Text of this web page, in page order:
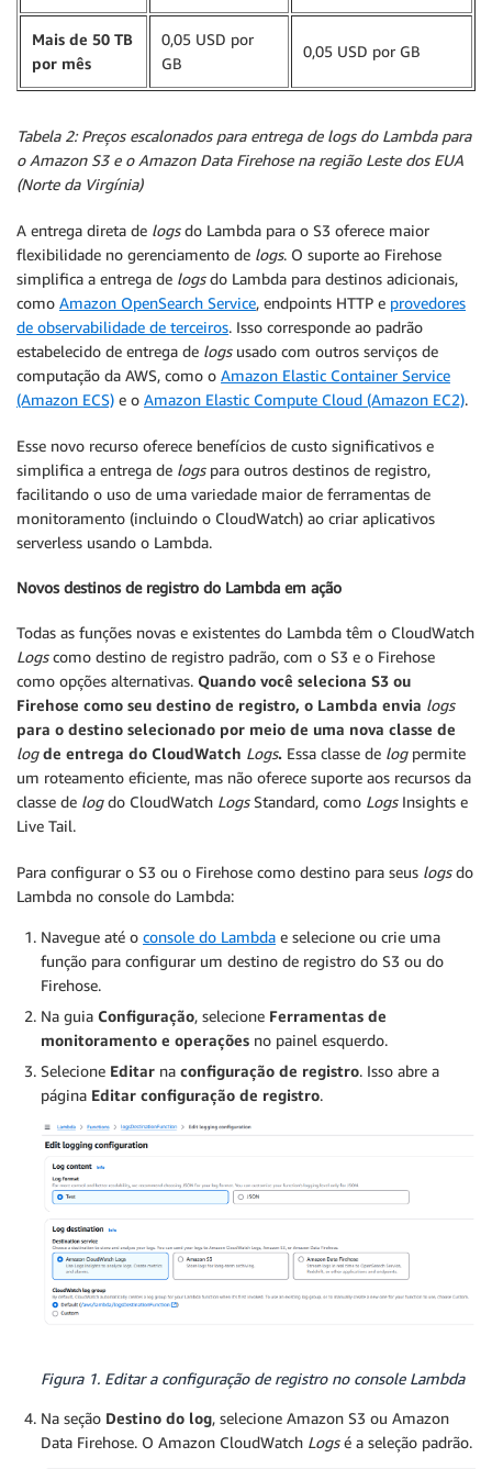
Mais de 50 TB
por mês
0,05 USD por
GB
0,05 USD por GB
Tabela 2: Preços escalonados para entrega de logs do Lambda para
o Amazon S3 e o Amazon Data Firehose na região Leste dos EUA
(Norte da Virgínia)
A entrega direta de logsdo Lambda para o S3 oferece maior
flexibilidade no gerenciamento de logs. O suporte ao Firehose
simplifica a entrega de logsdo Lambda para destinos adicionais,
como Amazon OpenSearch Service, endpoints HTTP e provedores
de observabilidade de terceiros. Isso corresponde ao padrão
estabelecido de entrega de logsusado com outros serviços de
computação da AWS, como o Amazon Elastic Container Service
(Amazon ECS) e o Amazon Elastic Compute Cloud (Amazon EC2).
Esse novo recurso oferece benefícios de custo significativos e
simplifica a entrega de logspara outros destinos de registro,
facilitando o uso de uma variedade maior de ferramentas de
monitoramento (incluindo o CloudWatch) ao criar aplicativos
serverless usando o Lambda.
Novos destinos de registro do Lambda em ação
Todas as funções novas e existentes do Lambda têm o CloudWatch
Logscomo destino de registro padrão, com o S3 e o Firehose
como opções alternativas. Quando você seleciona S3 ou
Firehose como seu destino de registro, o Lambda envia logs
para o destino selecionado por meio de uma nova classe de
logde entrega do CloudWatch Logs. Essa classe de log permite
um roteamento eficiente, mas não oferece suporte aos recursos da
classe de logdo CloudWatch LogsStandard, como LogsInsights e
Live Tail.
Para configurar o S3 ou o Firehose como destino para seus logsdo
Lambda no console do Lambda:
Navegue até o console do Lambda e selecione ou crie uma
função para configurar um destino de registro do S3 ou do
Firehose.
Na guia Configuração, selecione Ferramentas de
monitoramento e operações no painel esquerdo.
Selecione Editar na configuração de registro. Isso abre a
página Editar configuração de registro.
Figura 1. Editar a configuração de registro no console Lambda
Na seção Destino do log, selecione Amazon S3 ou Amazon
Data Firehose. O Amazon CloudWatch Logsé a seleção padrão.